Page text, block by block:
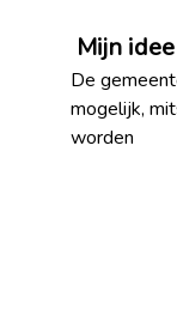
Mijn
De
mogelijk,
worden